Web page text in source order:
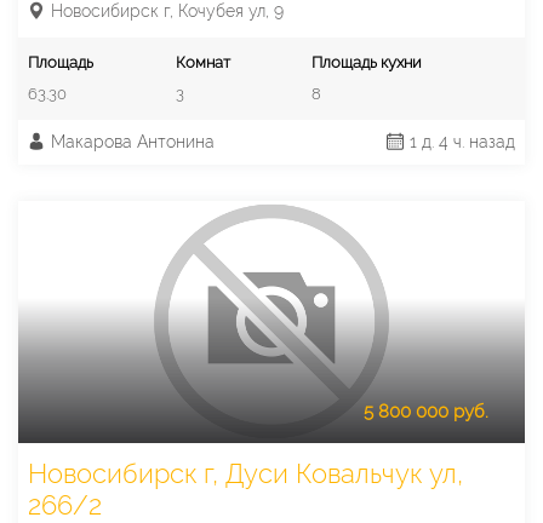
Новосибирск г, Кочубея ул, 9
Площадь
63.30
Комнат
3
Площадь кухни
8
Макарова Антонина 1 д. 4 ч. назад
5 800 000 руб.
Новосибирск г, Дуси Ковальчук ул,
266/2